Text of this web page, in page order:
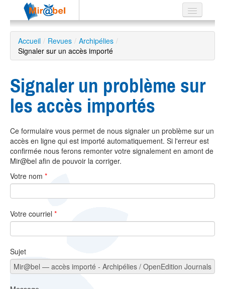
Le réseau
Soutien
avancée
EN
ES
?
Accueil / Revues / Archipélies /
Signaler sur un accès importé
Signaler un problème sur
les accès importés
Ce formulaire vous permet de nous signaler un problème sur un
accès en ligne qui est importé automatiquement. Si l'erreur est
confirmée nous ferons remonter votre signalement en amont de
Mir@bel afin de pouvoir la corriger.
Votre nom *
Votre courriel *
Sujet